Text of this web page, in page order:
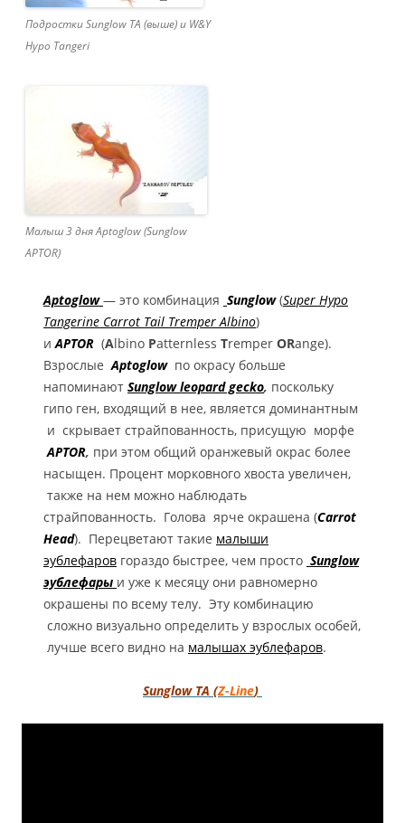
Подростки Sunglow TA (выше) и W&Y
Hypo Tangeri
Малыш 3 дня Aptoglow (Sunglow
APTOR)
Aptoglow — это комбинация Sunglow (Super Hypo
Tangerine Carrot Tail Tremper Albino)
иAPTOR (Albino Patternless Tremper ORange).
ВзрослыеAptoglow по окрасу больше
напоминают Sunglow leopard gecko, поскольку
гипо ген, входящий в нее, является доминантным
и скрывает страйпованность, присущую морфе
APTOR, при этом общий оранжевый окрас более
насыщен. Процент морковного хвоста увеличен,
также на нем можно наблюдать
страйпованность. Голова ярче окрашена (Carrot
Head). Перецветают такие малыши
эублефаров гораздо быстрее, чем просто Sunglow
эублефары и уже к месяцу они равномерно
окрашены по всему телу. Эту комбинацию
сложно визуально определить у взрослых особей,
лучше всего видно на малышах эублефаров.
Sunglow TA (Z-Line)